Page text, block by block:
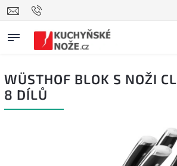
WÜSTHOF BLOK S NOŽI
8 DÍLŮ